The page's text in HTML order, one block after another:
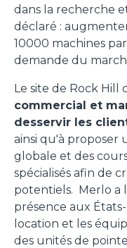
dans la recherche
déclaré :
10000 machines
demande du
Le site de Rock Hill
commercial et
desservir les
ainsi qu'à proposer
globale et des
spécialisés afin de
potentiels. Merlo a
présence aux
location et les
des unités de